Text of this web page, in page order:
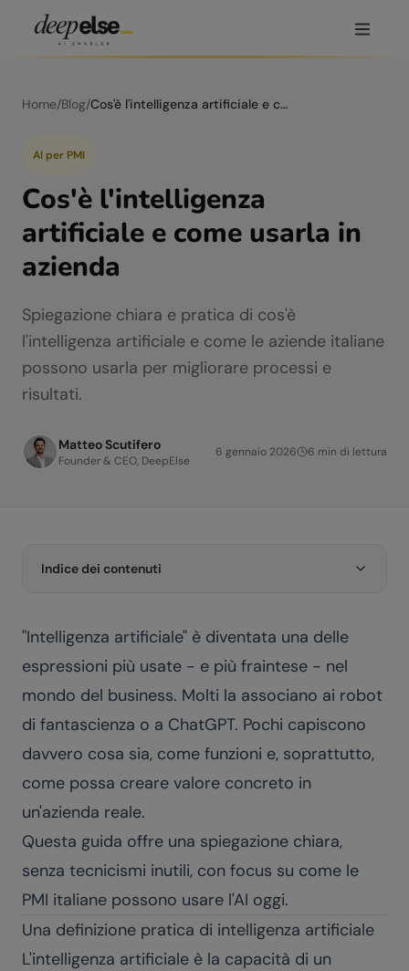
Home/Blog/ Cos'è l'intelligenza artificiale e come usarla in azienda
AI per PMI
Cos'è l'intelligenza
artificiale e come usarla in
azienda
Spiegazione chiara e pratica di cos'è
l'intelligenza artificiale e come le aziende italiane
possono usarla per migliorare processi e
risultati.
Matteo Scutifero
Founder & CEO, DeepElse
6 gennaio 2026 6 min di lettura
Indice dei contenuti
"Intelligenza artificiale" è diventata una delle
espressioni più usate - e più fraintese - nel
mondo del business. Molti la associano ai robot
di fantascienza o a ChatGPT. Pochi capiscono
davvero cosa sia, come funzioni e, soprattutto,
come possa creare valore concreto in
un'azienda reale.
Questa guida offre una spiegazione chiara,
senza tecnicismi inutili, con focus su come le
PMI italiane possono usare l'AI oggi.
Una definizione pratica di intelligenza artificiale
L'intelligenza artificiale è la capacità di un